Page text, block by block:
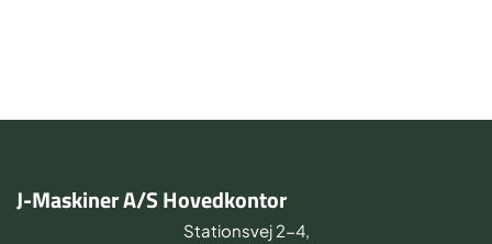
J-Maskiner A/S Hovedkontor
Stationsvej 2-4,